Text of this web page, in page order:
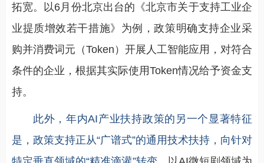
拓宽。以6月份北京出台的《北京市关于支持工业企
业提质增效若干措施》为例，政策明确支持企业采
购并消费词元（Token）开展人工智能应用，对符合
条件的企业，根据其实际使用Token情况给予资金支
持。
此外，年内AI产业扶持政策的另一个显著特征
是，政策支持正从“广谱式”的通用技术扶持，向针对